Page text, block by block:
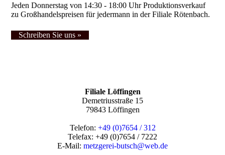
Jeden Donnerstag von 14:30 - 18:00 Uhr Produktionsverkauf
zu Großhandelspreisen für jedermann in der Filiale Rötenbach.
Schreiben Sie uns »
Filiale Löffingen
Demetriusstraße 15
79843 Löffingen
Telefon: +49 (0)7654 / 312
Telefax: +49 (0)7654 / 7222
E-Mail: metzgerei-butsch@web.de